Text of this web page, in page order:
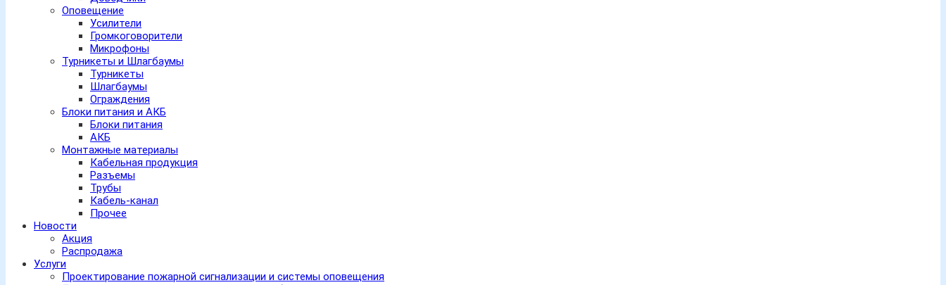
Оповещение
Усилители
Громкоговорители
Микрофоны
Турникеты и Шлагбаумы
Турникеты
Шлагбаумы
Ограждения
Блоки питания и АКБ
Блоки питания
АКБ
Монтажные материалы
Кабельная продукция
Разъемы
Трубы
Кабель-канал
Прочее
Новости
Акция
Распродажа
Услуги
Проектирование пожарной сигнализации и системы оповещения